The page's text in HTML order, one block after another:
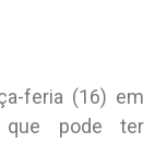
feria (16) em
que pode ter